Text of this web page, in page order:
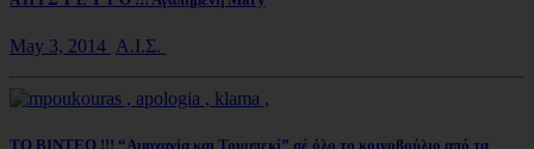
May 3, 2014 Α.Ι.Σ.
ΤΟ ΒΙΝΤΕΟ !!! “Αμηχανία και Τουμπεκί” σέ όλο το κοινοβούλιο από τα